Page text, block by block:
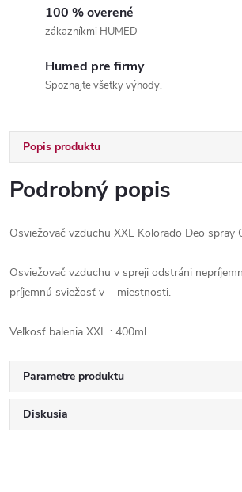
100 % overené
zákazníkmi HUMED
Humed pre firmy
Spoznajte všetky výhody.
Popis produktu
Podrobný popis
Osviežovač vzduchu XXL Kolorado Deo spray
Osviežovač vzduchu v spreji odstráni
príjemnú sviežosť v miestnosti.
Veľkosť balenia XXL : 400ml
Parametre produktu
Diskusia